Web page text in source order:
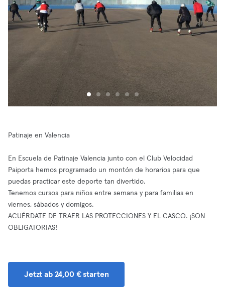
Patinaje en Valencia
En Escuela de Patinaje Valencia junto con el Club Velocidad
Paiporta hemos programado un montón de horarios para que
puedas practicar este deporte tan divertido.
Tenemos cursos para niños entre semana y para familias en
viernes, sábados y domigos.
ACUÉRDATE DE TRAER LAS PROTECCIONES Y EL CASCO. ¡SON
OBLIGATORIAS!
Jetzt ab 24,00 € starten